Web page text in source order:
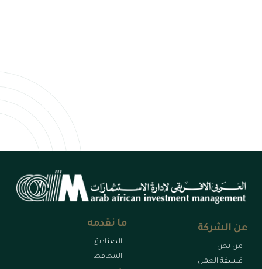
عن الشركة
من نحن
فلسفة العمل
ما نقدمه
الصناديق
المحافظ